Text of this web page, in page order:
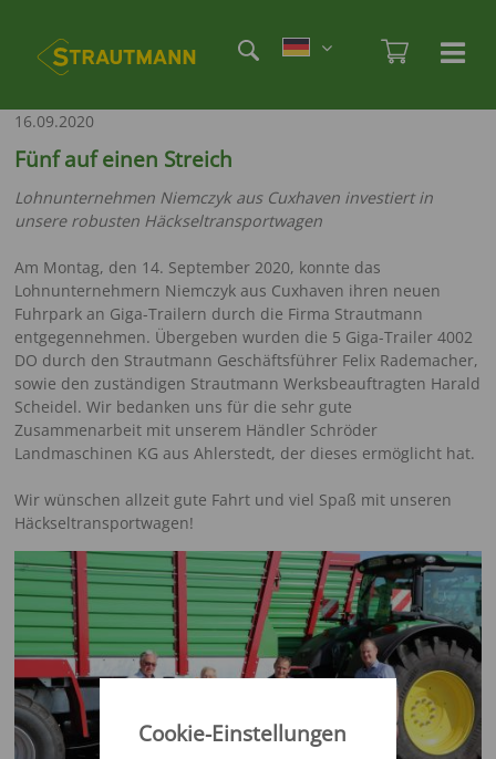
Cookie-Einstellungen
Inhalt
/
16.09.2020
Fünf auf einen Streich
Lohnunternehmen Niemczyk aus Cuxhaven investiert in
unsere robusten Häckseltransportwagen
Am Montag, den 14. September 2020, konnte das
Lohnunternehmern Niemczyk aus Cuxhaven ihren neuen
Fuhrpark an Giga-Trailern durch die Firma Strautmann
entgegennehmen. Übergeben wurden die 5 Giga-Trailer 4002
DO durch den Strautmann Geschäftsführer Felix Rademacher,
sowie den zuständigen Strautmann Werksbeauftragten Harald
Scheidel. Wir bedanken uns für die sehr gute
Zusammenarbeit mit unserem Händler Schröder
Landmaschinen KG aus Ahlerstedt, der dieses ermöglicht hat.
Wir wünschen allzeit gute Fahrt und viel Spaß mit unseren
Häckseltransportwagen!